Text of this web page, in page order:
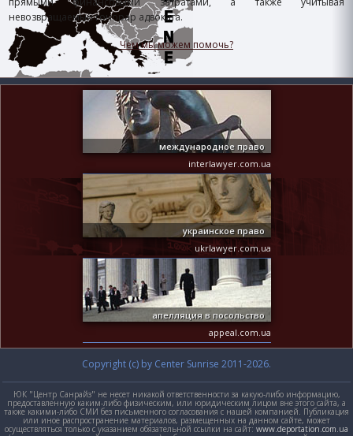
невозвращаемый гонорар адвоката.
Чем мы можем помочь?
международное право
interlawyer.com.ua
украинское право
ukrlawyer.com.ua
апелляция в посольство
appeal.com.ua
Copyright (c) by Center Sunrise 2011-2026.
ЮК "Центр Санрайз" не несет никакой ответственности за какую-либо информацию,
предоставленную каким-либо физическим, или юридическим лицом вне этого сайта, а
также какими-либо СМИ без письменного согласования с нашей компанией. Публикация
или иное распространение материалов, размещенных на данном сайте, может
осуществляться только с указанием обязательной ссылки на сайт: www.deportation.com.ua